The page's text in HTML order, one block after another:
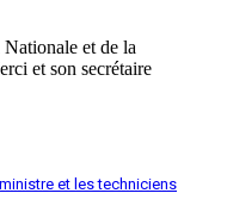
et de la
et son secrétaire
et les techniciens